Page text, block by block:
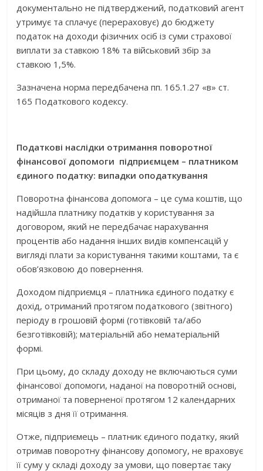
документально не підтверджений, податковий агент
утримує та сплачує (перераховує) до бюджету
податок на доходи фізичних осіб із суми страхової
виплати за ставкою 18% та військовий збір за
ставкою 1,5%.
Зазначена норма передбачена пп. 165.1.27 «в» ст.
165 Податкового кодексу.
Податкові наслідки отримання поворотної
фінансової допомоги підприємцем – платником
єдиного податку: випадки оподаткування
Поворотна фінансова допомога – це сума коштів, що
надійшла платнику податків у користування за
договором, який не передбачає нарахування
процентів або надання інших видів компенсацій у
вигляді плати за користування такими коштами, та є
обов’язковою до повернення.
Доходом підприємця – платника єдиного податку є
дохід, отриманий протягом податкового (звітного)
періоду в грошовій формі (готівковій та/або
безготівковій); матеріальній або нематеріальній
формі.
При цьому, до складу доходу не включаються суми
фінансової допомоги, наданої на поворотній основі,
отриманої та поверненої протягом 12 календарних
місяців з дня її отримання.
Отже, підприємець – платник єдиного податку, який
отримав поворотну фінансову допомогу, не враховує
її суму у складі доходу за умови, що повертає таку